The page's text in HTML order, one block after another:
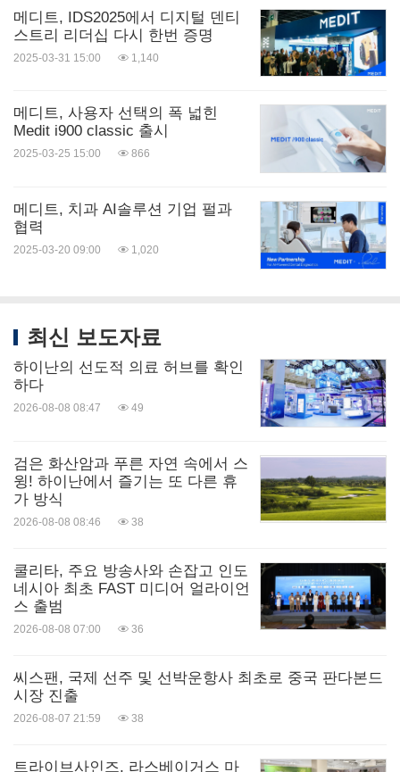
메디트, IDS2025에서 디지털 덴티
스트리 리더십 다시 한번 증명
2025-03-31 15:00 1,140
메디트, 사용자 선택의 폭 넓힌
Medit i900 classic 출시
2025-03-25 15:00 866
메디트, 치과 AI솔루션 기업 펄과
협력
2025-03-20 09:00 1,020
최신 보도자료
하이난의 선도적 의료 허브를 확인
하다
2026-08-08 08:47 49
검은 화산암과 푸른 자연 속에서 스
윙! 하이난에서 즐기는 또 다른 휴
가 방식
2026-08-08 08:46 38
쿨리타, 주요 방송사와 손잡고 인도
네시아 최초 FAST 미디어 얼라이언
스 출범
2026-08-08 07:00 36
씨스팬, 국제 선주 및 선박운항사 최초로 중국 판다본드
시장 진출
2026-08-07 21:59 38
트라이브사인즈, 라스베이거스 마